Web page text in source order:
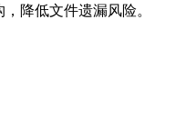
降低文件遗漏风险。